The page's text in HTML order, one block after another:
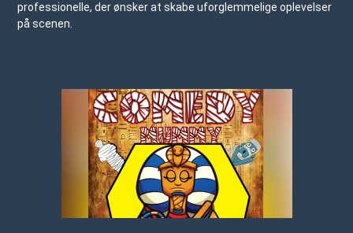
professionelle, der ønsker at skabe uforglemmelige oplevelser
på scenen.